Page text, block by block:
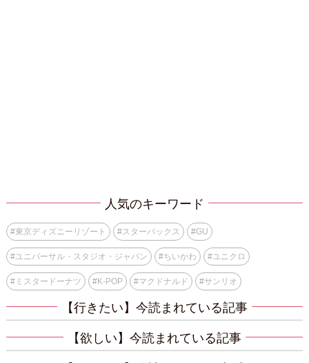
人気のキーワード
#東京ディズニーリゾート #スターバックス #GU
#ユニバーサル・スタジオ・ジャパン #ちいかわ #ユニクロ
#ミスタードーナツ #K-POP #マクドナルド #サンリオ
【行きたい】今読まれている記事
【欲しい】今読まれている記事